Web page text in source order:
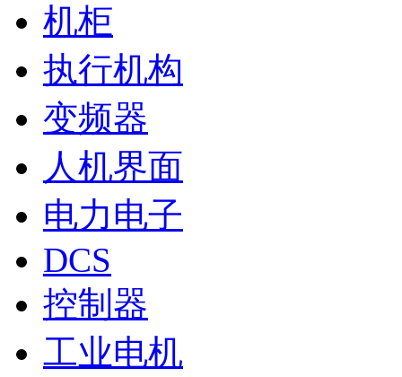
机柜
执行机构
变频器
人机界面
电力电子
DCS
控制器
工业电机